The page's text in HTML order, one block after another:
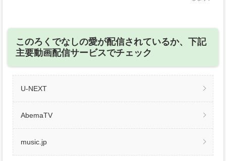
このろくでなしの愛が配信されているか、下記
主要動画配信サービスでチェック
U-NEXT
AbemaTV
music.jp